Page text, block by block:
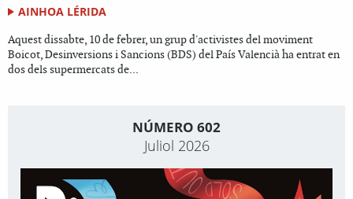
AINHOA LÉRIDA
Aquest dissabte, 10 de febrer, un grup d'activistes del moviment
Boicot, Desinversions i Sancions (BDS) del País Valencià ha entrat en
dos dels supermercats de...
NÚMERO 602
Juliol 2026